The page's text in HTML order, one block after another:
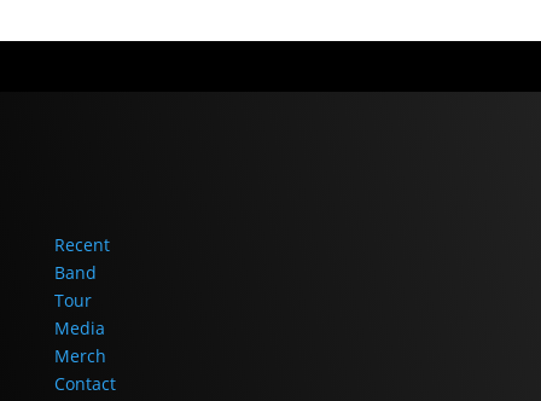
Recent
Band
Tour
Media
Merch
Contact